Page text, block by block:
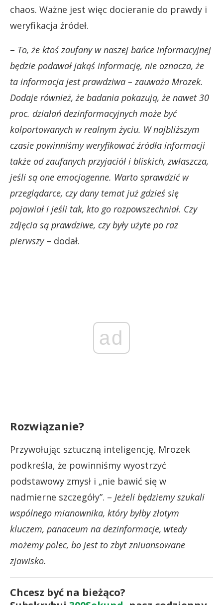
chaos. Ważne jest więc docieranie do prawdy i
weryfikacja źródeł.
– To, że ktoś zaufany w naszej bańce informacyjnej
będzie podawał jakąś informację, nie oznacza, że
ta informacja jest prawdziwa – zauważa Mrozek.
Dodaje również, że badania pokazują, że nawet 30
proc. działań dezinformacyjnych może być
kolportowanych w realnym życiu. W najbliższym
czasie powinniśmy weryfikować źródła informacji
także od zaufanych przyjaciół i bliskich, zwłaszcza,
jeśli są one emocjogenne. Warto sprawdzić w
przeglądarce, czy dany temat już gdzieś się
pojawiał i jeśli tak, kto go rozpowszechniał. Czy
zdjęcia są prawdziwe, czy były użyte po raz
pierwszy – dodał.
ad
Rozwiązanie?
Przywołując sztuczną inteligencję, Mrozek
podkreśla, że powinniśmy wyostrzyć
podstawowy zmysł i „nie bawić się w
nadmierne szczegóły”. – Jeżeli będziemy szukali
wspólnego mianownika, który byłby złotym
kluczem, panaceum na dezinformacje, wtedy
możemy polec, bo jest to zbyt zniuansowane
zjawisko.
Chcesz być na bieżąco?